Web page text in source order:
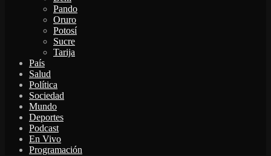
Pando
Oruro
Potosí
Sucre
Tarija
País
Salud
Política
Sociedad
Mundo
Deportes
Podcast
En Vivo
Programación